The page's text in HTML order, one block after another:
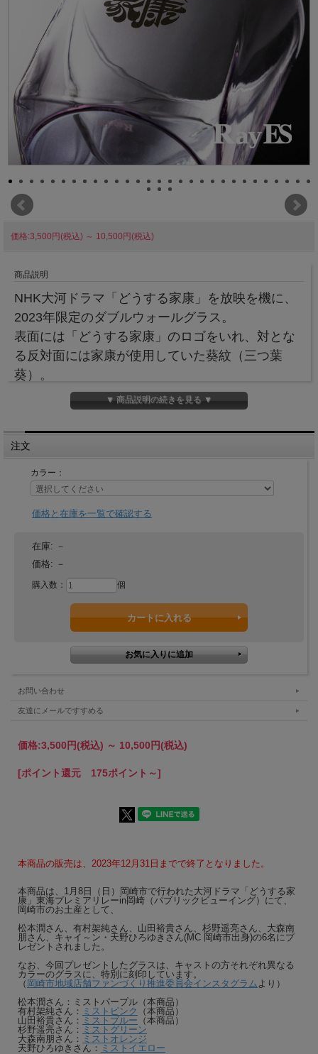
価格:3,500円(税込) ～ 10,500円(税込)
商品説明
NHK大河ドラマ「どうする家康」を放映を機に、
2023年限定のダブルウォールグラス。
表面には「どうする家康」のロゴをいれ、対とな
る反対面には家康が使用していた葵紋（三つ葉
葵）。
さらに主演の松本潤さんのメンバーカラーである
紫色でうっすらと色付けした特別カラーのダブル
ウォールグラスです。
本商品は、1月8日（日）岡崎市で行われた大河ド
ラマ「どうする家康」東海プレミアリレーin岡崎
（パブリックビューイング）にて、岡崎市のお土
さん、杉野遥亮さん、大森南朋さん、キャイ～
ン・天野ひろゆきさん(MC 岡崎市出身)の6名にプ
レゼントされました。
▼ 商品説明の続きを見る ▼
注文
カラー：
価格と在庫を一覧で確認する
在庫: －
価格: －
購入数： 個
お問い合わせ
友達にメールですすめる
価格:3,500円(税込) ～ 10,500円(税込)
[ポイント還元 175ポイント～]
本商品の販売は、2023年12月31日までで終了となりました。
本商品は、1月8日（日）岡崎市で行われた大河ドラマ「どうする家
康」東海プレミアリレーin岡崎（パブリックビューイング）にて、
岡崎市のお土産として、
松本潤さん、有村架純さん、山田裕貴さん、杉野遥亮さん、大森南
朋さん、キャイ～ン・天野ひろゆきさん(MC 岡崎市出身)の6名にプ
レゼントされました。
なお、今回プレゼントしたグラスは、キャストの方それぞれ異なる
カラーのグラスに、特別に刻印しています。
（ 岡崎市地域店舗ファンづくり推進委員会インスタグラムより）
松本潤さん：ミストパープル（本商品）
有村架純さん： ミストピンク
（本商品）
山田裕貴さん： ミストブルー （本商品）
杉野遥亮さん： ミストグリーン
大森南朋さん： ミストオレンジ
天野ひろゆきさん： ミストイエロー